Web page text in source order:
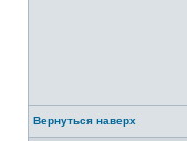
Вернуться наверх